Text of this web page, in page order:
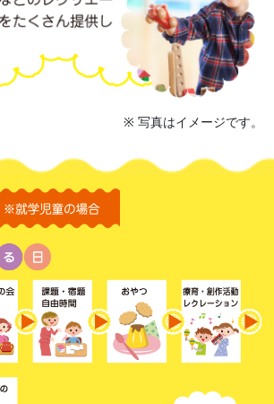
※ 写真はイメージです。